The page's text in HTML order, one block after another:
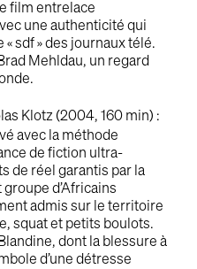
film entrelace
une authenticité qui
sdf » des journaux télé.
Mehldau, un regard
Klotz (2004, 160 min) :
avec la méthode
de fiction ultra-
de réel garantis par la
d’Africains
admis sur le territoire
squat et petits boulots.
dont la blessure à
d’une détresse